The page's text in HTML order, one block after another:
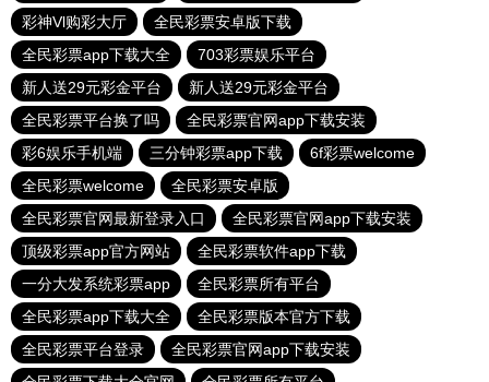
彩神Vl购彩大厅
全民彩票安卓版下载
全民彩票app下载大全
703彩票娱乐平台
新人送29元彩金平台
新人送29元彩金平台
全民彩票平台换了吗
全民彩票官网app下载安装
彩6娱乐手机端
三分钟彩票app下载
6f彩票welcome
全民彩票welcome
全民彩票安卓版
全民彩票官网最新登录入口
全民彩票官网app下载安装
顶级彩票app官方网站
全民彩票软件app下载
一分大发系统彩票app
全民彩票所有平台
全民彩票app下载大全
全民彩票版本官方下载
全民彩票平台登录
全民彩票官网app下载安装